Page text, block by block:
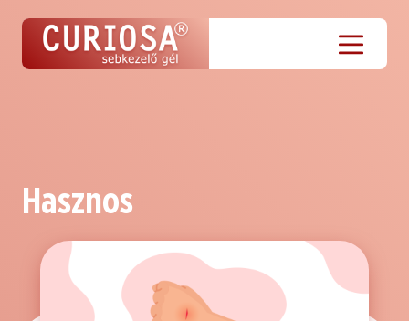
Hasznos